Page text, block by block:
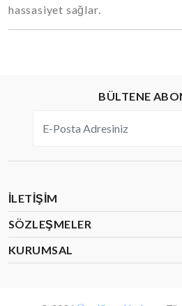
hassasiyet sağlar.
BÜLTENE
İLETIŞIM
SÖZLEŞMELER
KURUMSAL